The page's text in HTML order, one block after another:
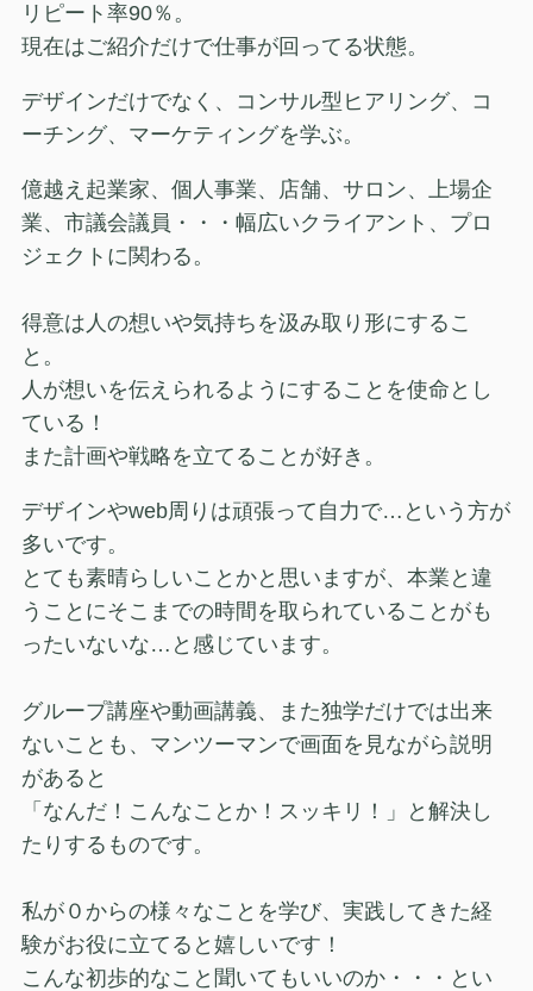
リピート率90％。
現在はご紹介だけで仕事が回ってる状態。
デザインだけでなく、コンサル型ヒアリング、コ
ーチング、マーケティングを学ぶ。
億越え起業家、個人事業、店舗、サロン、上場企
業、市議会議員・・・幅広いクライアント、プロ
ジェクトに関わる。
得意は人の想いや気持ちを汲み取り形にするこ
と。
人が想いを伝えられるようにすることを使命とし
ている！
また計画や戦略を立てることが好き。
デザインやweb周りは頑張って自力で…という方が
多いです。
とても素晴らしいことかと思いますが、本業と違
うことにそこまでの時間を取られていることがも
ったいないな…と感じています。
グループ講座や動画講義、また独学だけでは出来
ないことも、マンツーマンで画面を見ながら説明
があると
「なんだ！こんなことか！スッキリ！」と解決し
たりするものです。
私が０からの様々なことを学び、実践してきた経
験がお役に立てると嬉しいです！
こんな初歩的なこと聞いてもいいのか・・・とい